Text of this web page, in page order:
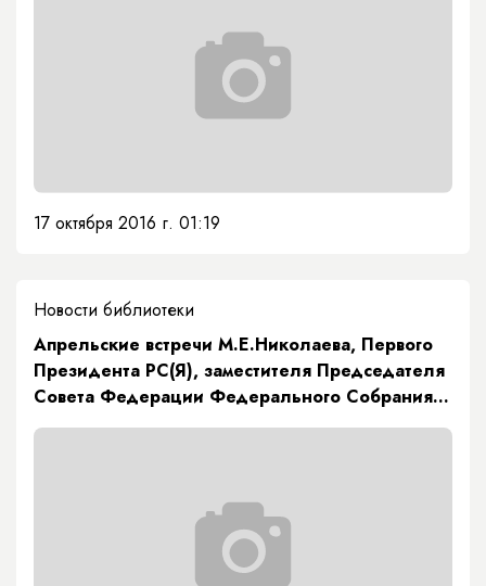
17 октября 2016 г. 01:19
Новости библиотеки
Апрельские встречи М.Е.Николаева, Первого
Президента РС(Я), заместителя Председателя
Совета Федерации Федерального Собрания
РФ на якутской земле